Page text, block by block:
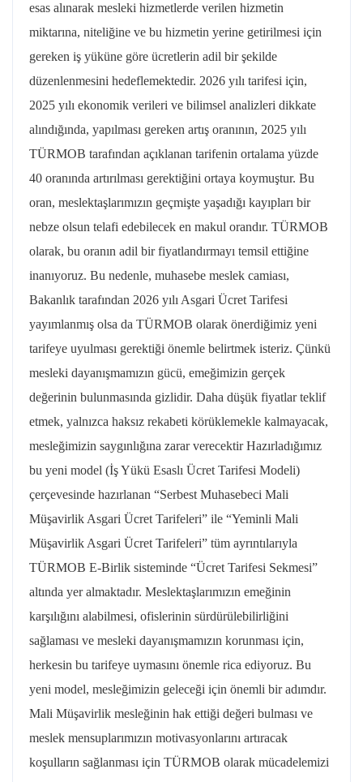
esas alınarak mesleki hizmetlerde verilen hizmetin
miktarına, niteliğine ve bu hizmetin yerine getirilmesi için
gereken iş yüküne göre ücretlerin adil bir şekilde
düzenlenmesini hedeflemektedir. 2026 yılı tarifesi için,
2025 yılı ekonomik verileri ve bilimsel analizleri dikkate
alındığında, yapılması gereken artış oranının, 2025 yılı
TÜRMOB tarafından açıklanan tarifenin ortalama yüzde
40 oranında artırılması gerektiğini ortaya koymuştur. Bu
oran, meslektaşlarımızın geçmişte yaşadığı kayıpları bir
nebze olsun telafi edebilecek en makul orandır. TÜRMOB
olarak, bu oranın adil bir fiyatlandırmayı temsil ettiğine
inanıyoruz. Bu nedenle, muhasebe meslek camiası,
Bakanlık tarafından 2026 yılı Asgari Ücret Tarifesi
yayımlanmış olsa da TÜRMOB olarak önerdiğimiz yeni
tarifeye uyulması gerektiği önemle belirtmek isteriz. Çünkü
mesleki dayanışmamızın gücü, emeğimizin gerçek
değerinin bulunmasında gizlidir. Daha düşük fiyatlar teklif
etmek, yalnızca haksız rekabeti körüklemekle kalmayacak,
mesleğimizin saygınlığına zarar verecektir Hazırladığımız
bu yeni model (İş Yükü Esaslı Ücret Tarifesi Modeli)
çerçevesinde hazırlanan “Serbest Muhasebeci Mali
Müşavirlik Asgari Ücret Tarifeleri” ile “Yeminli Mali
Müşavirlik Asgari Ücret Tarifeleri” tüm ayrıntılarıyla
TÜRMOB E-Birlik sisteminde “Ücret Tarifesi Sekmesi”
altında yer almaktadır. Meslektaşlarımızın emeğinin
karşılığını alabilmesi, ofislerinin sürdürülebilirliğini
sağlaması ve mesleki dayanışmamızın korunması için,
herkesin bu tarifeye uymasını önemle rica ediyoruz. Bu
yeni model, mesleğimizin geleceği için önemli bir adımdır.
Mali Müşavirlik mesleğinin hak ettiği değeri bulması ve
meslek mensuplarımızın motivasyonlarını artıracak
koşulların sağlanması için TÜRMOB olarak mücadelemizi